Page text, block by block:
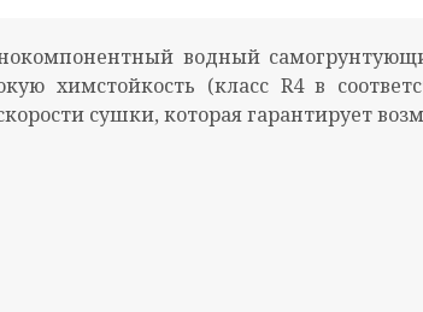
водный
химстойкость (класс R4 в
сушки, которая гарантирует